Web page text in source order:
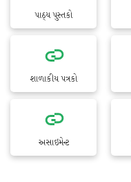
પાઠ્ય પુસ્તકો
શાળાકીય પત્રકો
અસાઇમેન્ટ